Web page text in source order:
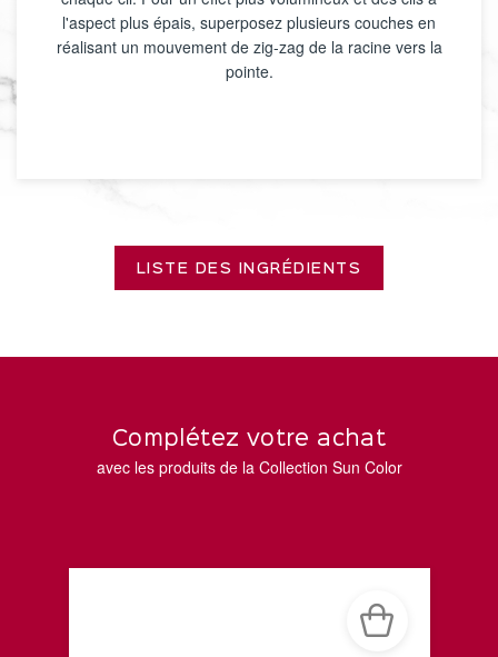
l'aspect plus épais, superposez plusieurs couches en
réalisant un mouvement de zig-zag de la racine vers la
pointe.​
LISTE DES INGRÉDIENTS
Complétez votre achat
avec les produits de la Collection Sun Color